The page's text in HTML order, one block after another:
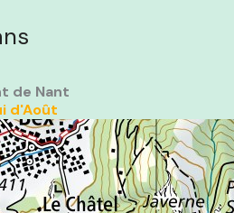
de Nant
d'Août